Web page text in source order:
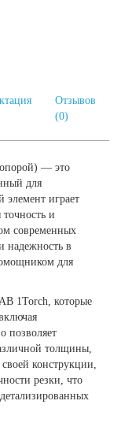
Отзывов
(0)
— это
для
элемент играет
и
современных
надежность в
для
1Torch, которые
позволяет
толщины,
конструкции,
резки, что